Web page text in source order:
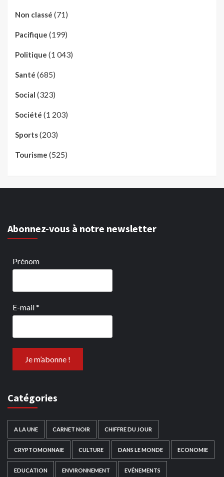
Non classé (71)
Pacifique (199)
Politique (1 043)
Santé (685)
Social (323)
Société (1 203)
Sports(203)
Tourisme (525)
Abonnez-vous à notre newsletter
Prénom
E-mail*
Catégories
A LA UNE CARNET NOIR CHIFFRE DU JOUR
CRYPTOMONNAIE CULTURE DANS LE MONDE ECONOMIE
EDUCATION ENVIRONNEMENT EVÉNEMENTS